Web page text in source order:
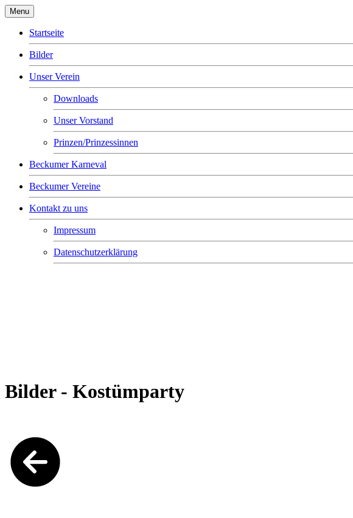
Menu
Startseite
Bilder
Unser Verein
Downloads
Unser Vorstand
Prinzen/Prinzessinnen
Beckumer Karneval
Beckumer Vereine
Kontakt zu uns
Impressum
Datenschutzerklärung
Bilder - Kostümparty